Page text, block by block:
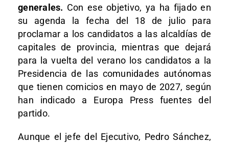
generales. Con ese objetivo, ya ha fijado en
su agenda la fecha del 18 de julio para
proclamar a los candidatos a las alcaldías de
capitales de provincia, mientras que dejará
para la vuelta del verano los candidatos a la
Presidencia de las comunidades autónomas
que tienen comicios en mayo de 2027, según
han indicado a Europa Press fuentes del
partido.
Aunque el jefe del Ejecutivo, Pedro Sánchez,